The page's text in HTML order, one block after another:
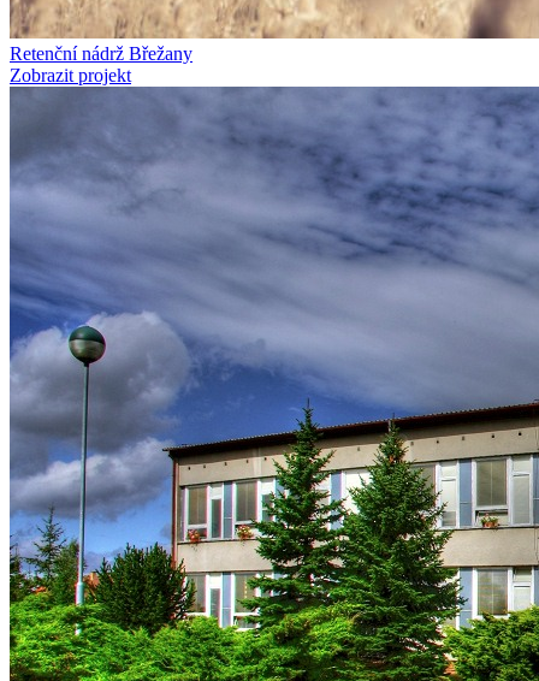
Retenční nádrž Břežany
Zobrazit projekt